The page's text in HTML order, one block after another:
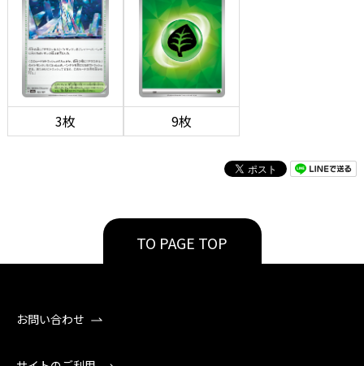
3枚 9枚
TO PAGE TOP
お問い合わせ